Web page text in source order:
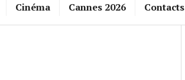
Cinéma Cannes 2026 Contacts